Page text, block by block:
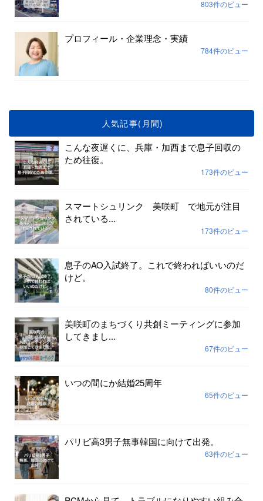
803件のビュー
プロフィール・企業理念・実績
784件のビュー
人気記事(月間)
こんな夜遅くに、兵庫・加西まで息子回収の
ため往復。
173件のビュー
スマートシュリンク 美咲町 で地元が注目
されている...
173件のビュー
息子のAO入試終了。これで終わればいいのだ
けど。
80件のビュー
美咲町のまちづくり共創ミーティングに参加
してきまし...
67件のビュー
いつの間にか結婚25周年
65件のビュー
パリピ高3男子無事韓国に向けて出発。
63件のビュー